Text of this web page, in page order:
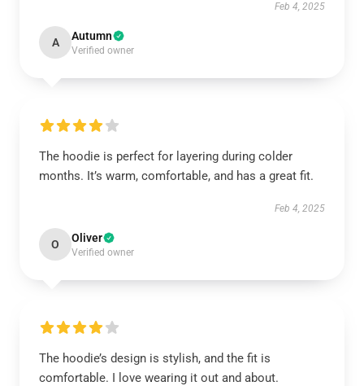
Feb 4, 2025
A Autumn
Verified owner
The hoodie is perfect for layering during colder
months. It’s warm, comfortable, and has a great fit.
Feb 4, 2025
O Oliver
Verified owner
The hoodie’s design is stylish, and the fit is
comfortable. I love wearing it out and about.